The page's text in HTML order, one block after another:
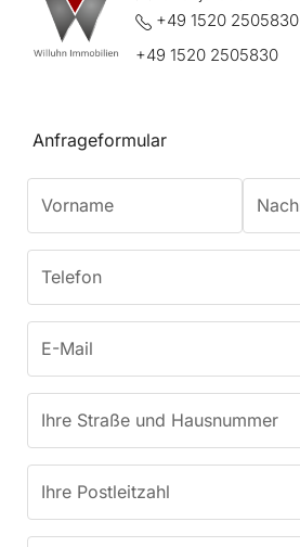
+49 1520 2505830
+49 1520 2505830
Anfrageformular